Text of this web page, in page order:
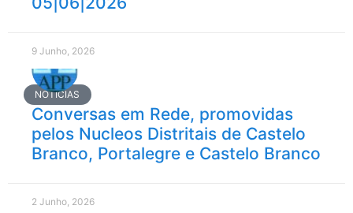
9 Junho, 2026
NOTÍCIAS
Conversas em Rede, promovidas
pelos Nucleos Distritais de Castelo
Branco, Portalegre e Castelo Branco
2 Junho, 2026